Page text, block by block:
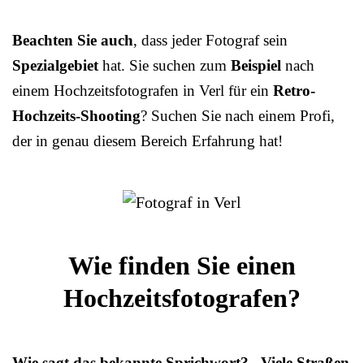
Beachten Sie auch, dass jeder Fotograf sein
Spezialgebiethat. Sie suchen zum Beispiel nach
einem Hochzeitsfotografen in Verl für ein Retro-
Hochzeits-Shooting? Suchen Sie nach einem Profi,
der in genau diesem Bereich Erfahrung hat!
Wie finden Sie einen
Hochzeitsfotografen?